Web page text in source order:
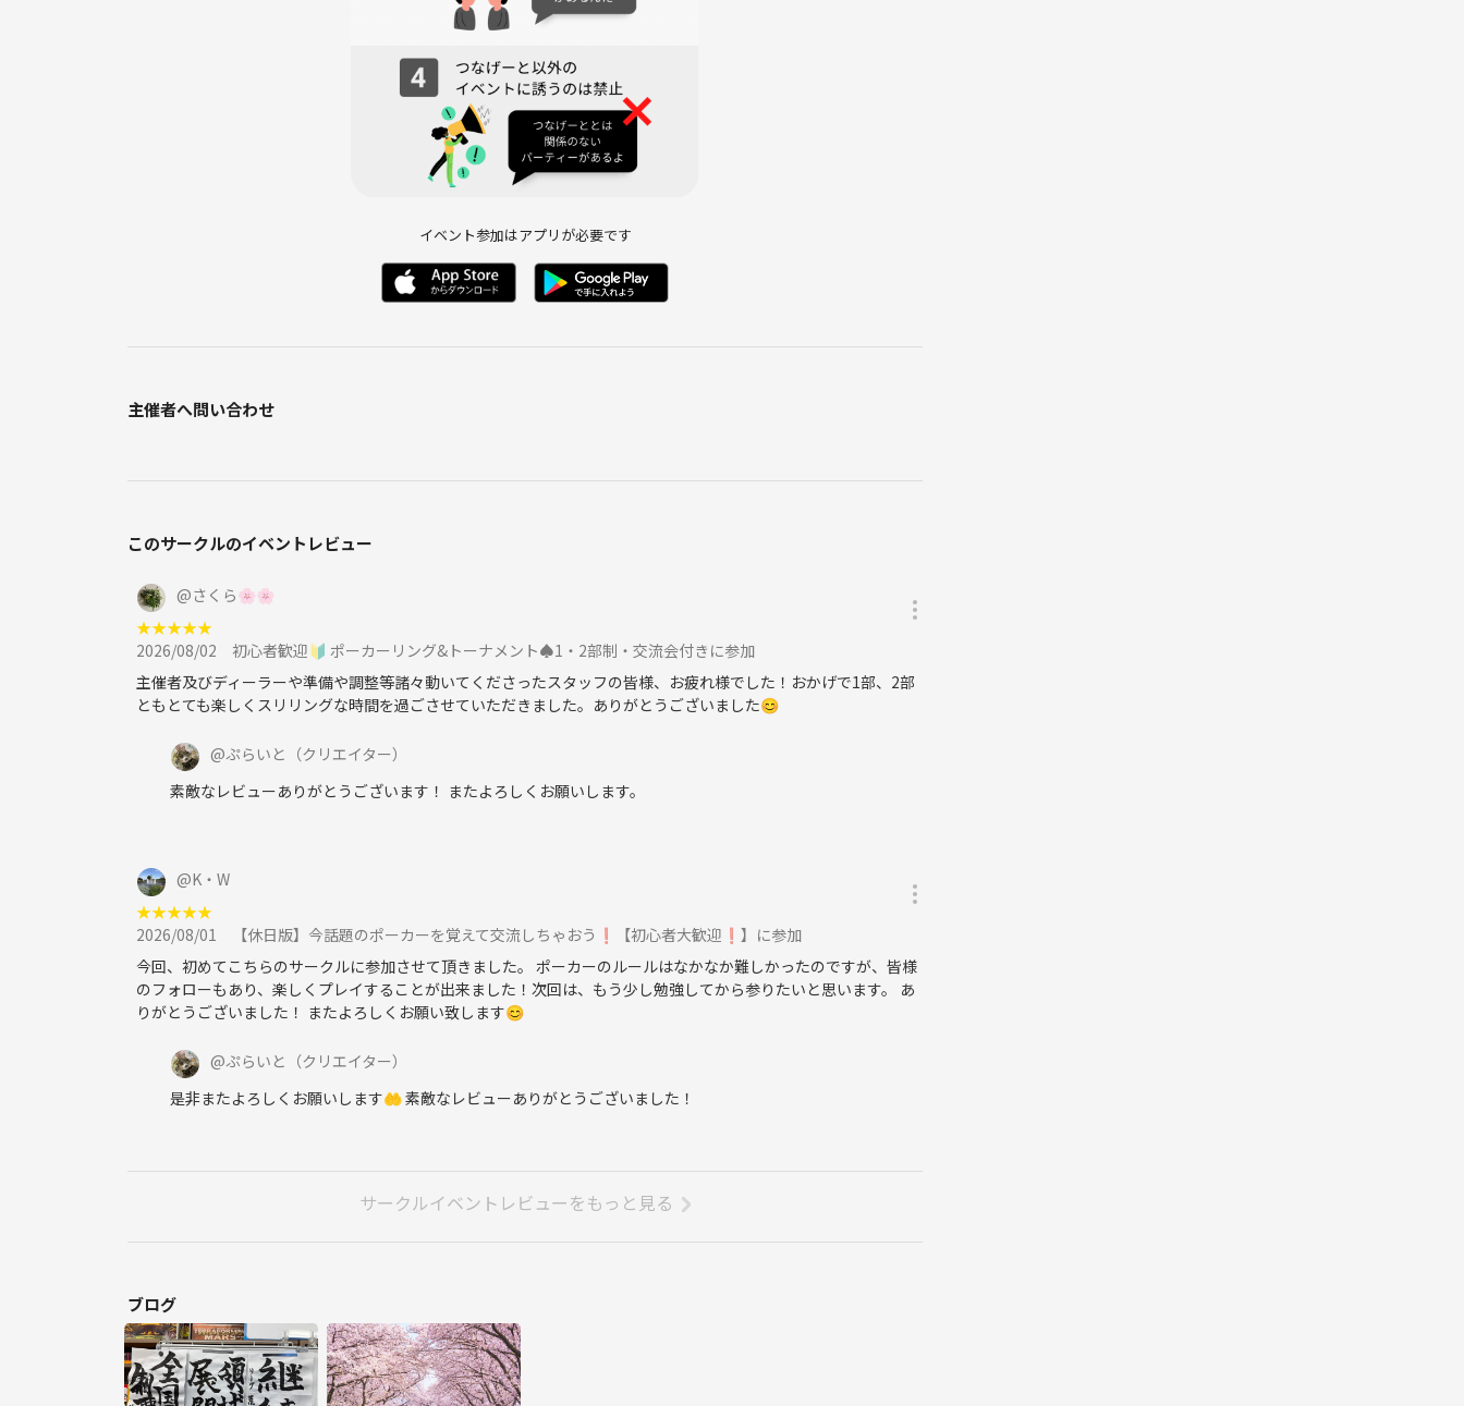
《つなげーと上でのLINE IDの交換・聞き出す行為は禁止されています》
イベント参加はアプリが必要です
主催者へ問い合わせ
このサークルのイベントレビュー
@さくら🌸🌸
★★★★★
2026/08/02
初心者歓迎🔰 ポーカーリング&トーナメント♠️1・2部制・交流会付きに参加
主催者及びディーラーや準備や調整等諸々動いてくださったスタッフの皆様、お疲れ様でした！おかげで1部、2部
ともとても楽しくスリリングな時間を過ごさせていただきました。ありがとうございました😊
@ぷらいと （クリエイター）
素敵なレビューありがとうございます！ またよろしくお願いします。
@K・W
★★★★★
2026/08/01
【休日版】今話題のポーカーを覚えて交流しちゃおう❗️【初心者大歓迎❗️】に参加
今回、初めてこちらのサークルに参加させて頂きました。 ポーカーのルールはなかなか難しかったのですが、皆様
のフォローもあり、楽しくプレイすることが出来ました！次回は、もう少し勉強してから参りたいと思います。 あ
りがとうございました！ またよろしくお願い致します😊
@ぷらいと （クリエイター）
是非またよろしくお願いします🤲 素敵なレビューありがとうございました！
サークルイベントレビューをもっと見る
ブログ